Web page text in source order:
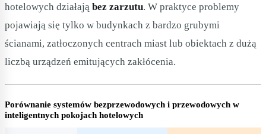
hotelowych działają bez zarzutu. W praktyce problemy
pojawiają się tylko w budynkach z bardzo grubymi
ścianami, zatłoczonych centrach miast lub obiektach z dużą
liczbą urządzeń emitujących zakłócenia.
Porównanie systemów bezprzewodowych i przewodowych w
inteligentnych pokojach hotelowych